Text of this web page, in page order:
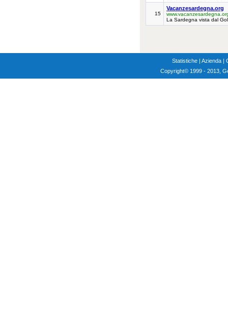
15
Vacanzesardegna.org
La Sardegna vista dal
Statistiche | Azienda |
Copyright© 1999 - 2013,